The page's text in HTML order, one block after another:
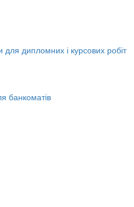
дипломних і курсових робіт
банкоматів